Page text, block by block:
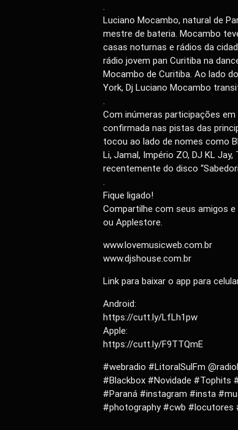
.
Luciano Mocambo, natural de
mestre de bateria. Mocambo
casas noturnas e rádios da
rádio jovem pan Curitiba na
Mocambo de Curitiba. Ao lado
York, Dj Luciano Mocambo
.
Com inúmeras participações
confirmada nas pistas das
tocou ao lado de nomes como
Li, Jamal, Império ZO, DJ KL
recentemente do disco
.
Fique ligado!
Compartilhe com seus amigos
ou Applestore.
www.lovemusicweb.com.br
www.djshouse.com.br
Link para baixar o app para
Android:
https://cutt.ly/LfLh1pw
Apple:
https://cutt.ly/F9TTQmE
#webradio #LitoralSulFm
#Blackbox #Novidade #Tophits
#Paraná #instagram #insta
#photography #cwb